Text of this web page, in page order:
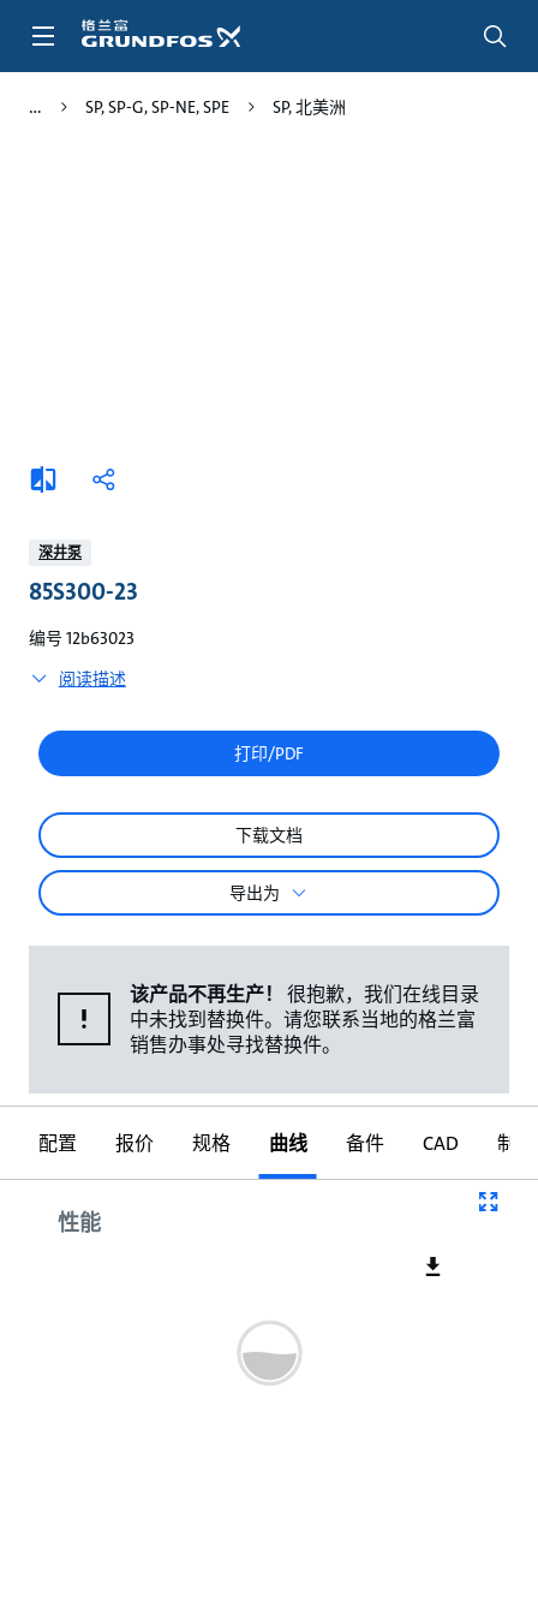
SP, SP-G, SP-NE, SPE SP, 北美洲
添
加
较
分
深井泵
85S300-23
编号 12b63023
阅读描述
打印/PDF
下载文档
导出为
该产品不再生产！
很抱歉，我们在线目录
中未找到替换件。请您联系当地的格兰富
销售办事处寻找替换件。
配置 报价 规格 曲线 备件 CAD 制图
性能